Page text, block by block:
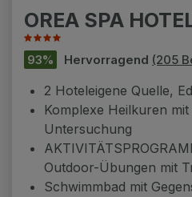
OREA SPA
93% Hervorragend (205
2 Hoteleigene Quelle,
Komplexe Heilkuren
Untersuchung
Outdoor-Übungen mit
Schwimmbad mit